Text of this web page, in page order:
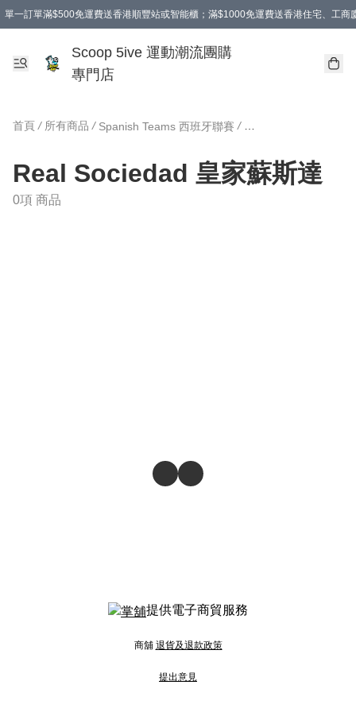
單一訂單滿$500免運費送香港順豐站或智能櫃；滿$1000免運費送香港住宅、工商
Scoop 5ive 運動潮流團購
專門店
首頁 / 所有商品 / Spanish Teams 西班牙聯賽 / Real Sociedad 皇家
Real Sociedad 皇家蘇斯達
0項 商品
提供電子商貿服務
商舖 退貨及退款政策
提出意見